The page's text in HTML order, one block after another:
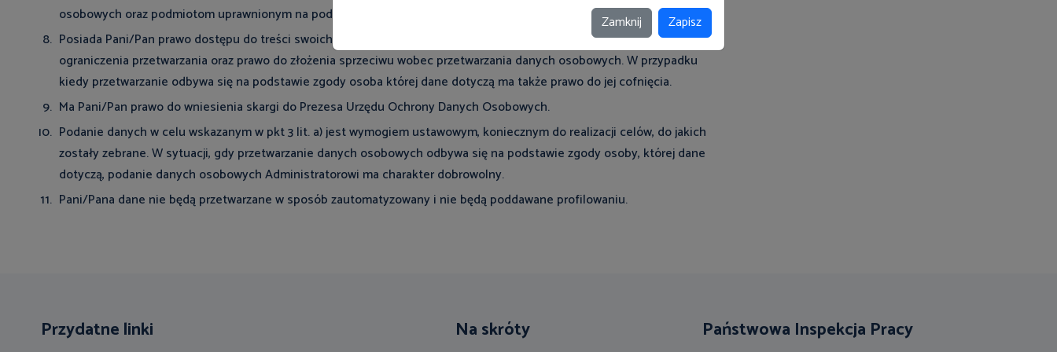
osobowych oraz podmiotom uprawnionym na podstawie przepisów prawa.
Posiada Pani/Pan prawo dostępu do treści swoich danych osobowych oraz prawo ich sprostowania, usunięcia,
ograniczenia przetwarzania oraz prawo do złożenia sprzeciwu wobec przetwarzania danych osobowych. W przypadku
kiedy przetwarzanie odbywa się na podstawie zgody osoba której dane dotyczą ma także prawo do jej cofnięcia.
Ma Pani/Pan prawo do wniesienia skargi do Prezesa Urzędu Ochrony Danych Osobowych.
Podanie danych w celu wskazanym w pkt 3 lit. a) jest wymogiem ustawowym, koniecznym do realizacji celów, do jakich
zostały zebrane. W sytuacji, gdy przetwarzanie danych osobowych odbywa się na podstawie zgody osoby, której dane
dotyczą, podanie danych osobowych Administratorowi ma charakter dobrowolny.
Pani/Pana dane nie będą przetwarzane w sposób zautomatyzowany i nie będą poddawane profilowaniu.
Przydatne linki Na skróty Państwowa Inspekcja Pracy
Zamknij Zapisz